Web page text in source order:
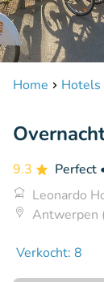
Home Hotels
9.3 Perfect
Leonardo
Antwerpen
Verkocht: 8